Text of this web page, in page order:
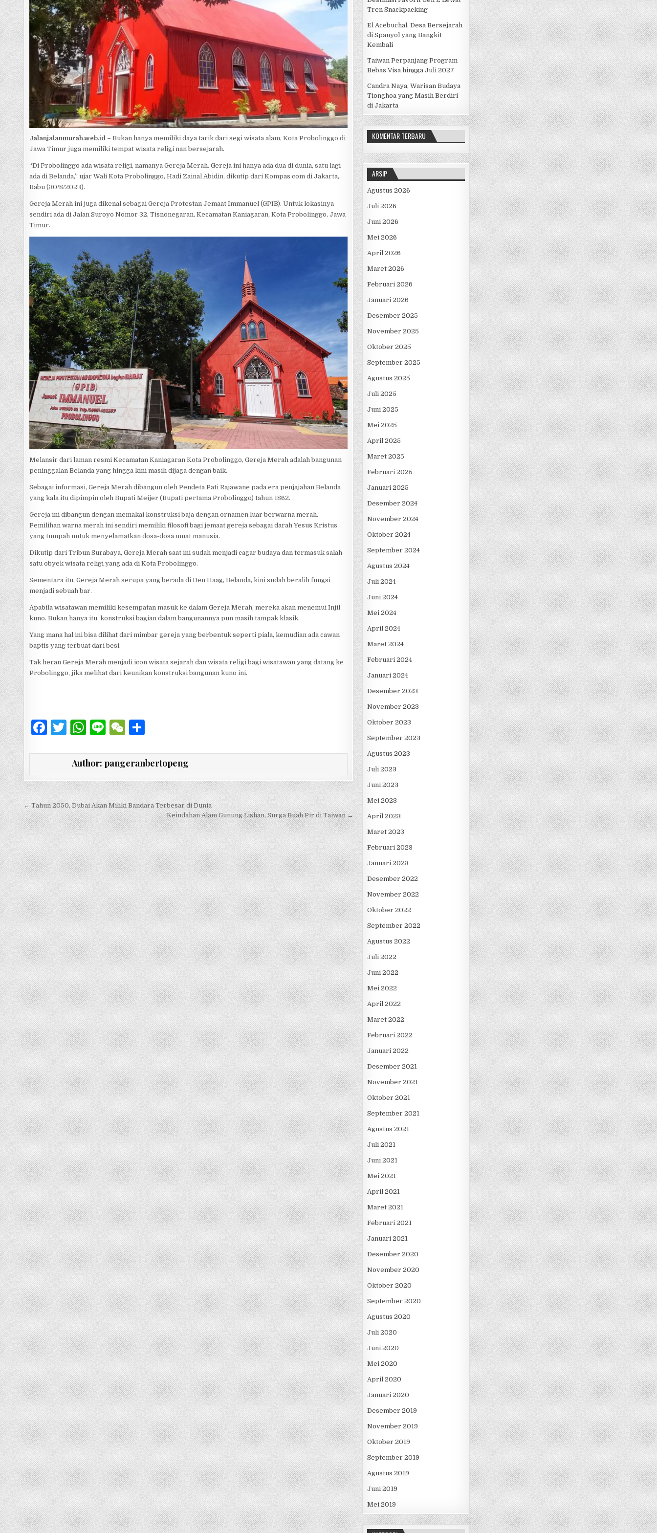
Jalanjalanmurah.web.id –Bukan hanya memiliki daya tarik dari segi wisata alam, Kota Probolinggo di
Jawa Timur juga memiliki tempat wisata religi nan bersejarah.
“Di Probolinggo ada wisata religi, namanya Gereja Merah. Gereja ini hanya ada dua di dunia, satu lagi
ada di Belanda,” ujar Wali Kota Probolinggo, Hadi Zainal Abidin, dikutip dari Kompas.com di Jakarta,
Rabu (30/8/2023).
Gereja Merah ini juga dikenal sebagai Gereja Protestan Jemaat Immanuel (GPIB). Untuk lokasinya
sendiri ada di Jalan Suroyo Nomor 32, Tisnonegaran, Kecamatan Kaniagaran, Kota Probolinggo, Jawa
Timur.
Melansir dari laman resmi Kecamatan Kaniagaran Kota Probolinggo, Gereja Merah adalah bangunan
peninggalan Belanda yang hingga kini masih dijaga dengan baik.
Sebagai informasi, Gereja Merah dibangun oleh Pendeta Pati Rajawane pada era penjajahan Belanda
yang kala itu dipimpin oleh Bupati Meijer (Bupati pertama Probolinggo) tahun 1862.
Gereja ini dibangun dengan memakai konstruksi baja dengan ornamen luar berwarna merah.
Pemilihan warna merah ini sendiri memiliki filosofi bagi jemaat gereja sebagai darah Yesus Kristus
yang tumpah untuk menyelamatkan dosa-dosa umat manusia.
Dikutip dari Tribun Surabaya, Gereja Merah saat ini sudah menjadi cagar budaya dan termasuk salah
satu obyek wisata religi yang ada di Kota Probolinggo.
Sementara itu, Gereja Merah serupa yang berada di Den Haag, Belanda, kini sudah beralih fungsi
menjadi sebuah bar.
Apabila wisatawan memiliki kesempatan masuk ke dalam Gereja Merah, mereka akan menemui Injil
kuno. Bukan hanya itu, konstruksi bagian dalam bangunannya pun masih tampak klasik.
Yang mana hal ini bisa dilihat dari mimbar gereja yang berbentuk seperti piala, kemudian ada cawan
baptis yang terbuat dari besi.
Tak heran Gereja Merah menjadi icon wisata sejarah dan wisata religi bagi wisatawan yang datang ke
Probolinggo, jika melihat dari keunikan konstruksi bangunan kuno ini.
F
c
e
b
o
o
k
T
it
te
r
W
at
s
A
p
p
Li
e
W
C
h
at
ar
e
Author: pangeranbertopeng
Navigasi pos
← Tahun 2050, Dubai Akan Miliki Bandara Terbesar di Dunia
Keindahan Alam Gunung Lishan, Surga Buah Pir di Taiwan →
Tren Snackpacking
El Acebuchal, Desa Bersejarah
di Spanyol yang Bangkit
Kembali
Taiwan Perpanjang Program
Bebas Visa hingga Juli 2027
Candra Naya, Warisan Budaya
Tionghoa yang Masih Berdiri
di Jakarta
KOMENTAR TERBARU
ARSIP
Agustus 2026
Juli 2026
Juni 2026
Mei 2026
April 2026
Maret 2026
Februari 2026
Januari 2026
Desember 2025
November 2025
Oktober 2025
September 2025
Agustus 2025
Juli 2025
Juni 2025
Mei 2025
April 2025
Maret 2025
Februari 2025
Januari 2025
Desember 2024
November 2024
Oktober 2024
September 2024
Agustus 2024
Juli 2024
Juni 2024
Mei 2024
April 2024
Maret 2024
Februari 2024
Januari 2024
Desember 2023
November 2023
Oktober 2023
September 2023
Agustus 2023
Juli 2023
Juni 2023
Mei 2023
April 2023
Maret 2023
Februari 2023
Januari 2023
Desember 2022
November 2022
Oktober 2022
September 2022
Agustus 2022
Juli 2022
Juni 2022
Mei 2022
April 2022
Maret 2022
Februari 2022
Januari 2022
Desember 2021
November 2021
Oktober 2021
September 2021
Agustus 2021
Juli 2021
Juni 2021
Mei 2021
April 2021
Maret 2021
Februari 2021
Januari 2021
Desember 2020
November 2020
Oktober 2020
September 2020
Agustus 2020
Juli 2020
Juni 2020
Mei 2020
April 2020
Januari 2020
Desember 2019
November 2019
Oktober 2019
September 2019
Agustus 2019
Juni 2019
Mei 2019